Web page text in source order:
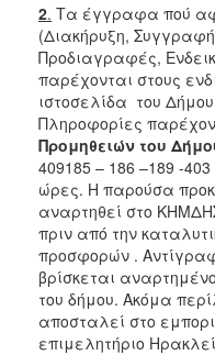
ΑΝΘΕΚΤΙΚΗ
ΠΟΛΗ
2. Τα έγγραφα πού
(Διακήρυξη,
Προδιαγραφές,
παρέχονται στους
ιστοσελίδα του Δήμου
Πληροφορίες
Προμηθειών του
409185 – 186 –189 -
ώρες. Η παρούσα
αναρτηθεί στο
πριν από την
προσφορών .
βρίσκεται
του δήμου. Ακόμα
αποσταλεί στο
επιμελητήριο